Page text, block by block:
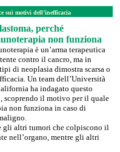
sui motivi dell’inefficacia
perché
non funziona
è un’arma terapeutica
contro il cancro, ma in
di neoplasia dimostra scarsa o
Un team dell’Università
ha indagato questo
scoprendo il motivo per il quale
non funziona in caso di
gli altri tumori che colpiscono il
nell’organo, mentre gli altri